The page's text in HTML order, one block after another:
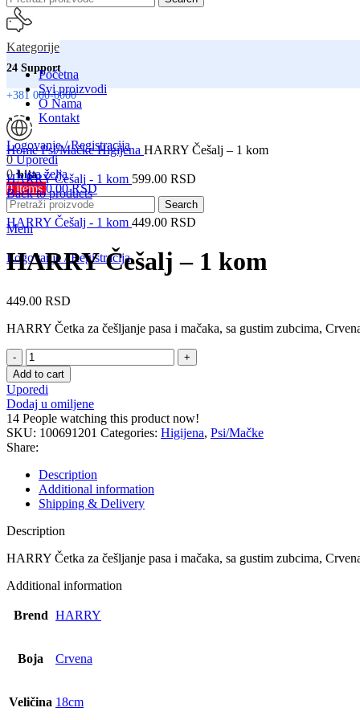
24 Support
+381 000-0000
Srbija
Isporuka na adresu
Meni
Logovanje / Registracija
Kategorije
Početna
Svi proizvodi
O Nama
Kontakt
Logovanje / Registracija
0 Uporedi
0Lista želja
0items 0.00RSD
Search
Click to enlarge
HomePsi/MačkeHigijena HARRY Češalj – 1 kom
HARRY Češalj - 1 kom 599.00 RSD
Back to products
HARRY Češalj - 1 kom 449.00 RSD
HARRY Češalj – 1 kom
449.00 RSD
HARRY Četka za češljanje pasa i mačaka, sa gustim zubcima,
HARRY
Češalj
-
1
kom
quantity
Add to cart
Uporedi
Dodaj u omiljene
14 People watching this product now!
SKU: 100691201 Categories: Higijena, Psi/Mačke
Share:
Description
Additional information
Shipping & Delivery
Description
HARRY Četka za češljanje pasa i mačaka, sa gustim zubcima,
Additional information
Brend HARRY
Boja Crvena
Veličina 18cm